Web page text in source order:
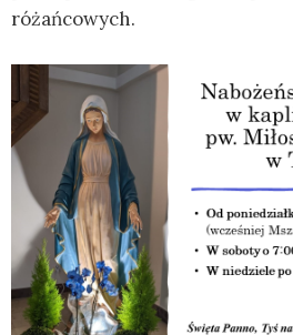
różańcowych.